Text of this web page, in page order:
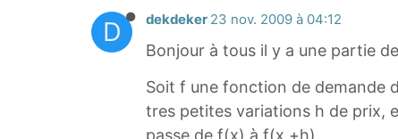
D dekdeker 23 nov. 2009 à 04:12
Bonjour à tous il y a une partie
Soit f une fonction de demande
tres petites variations h de prix,
passe de f(x) à f(x +h).